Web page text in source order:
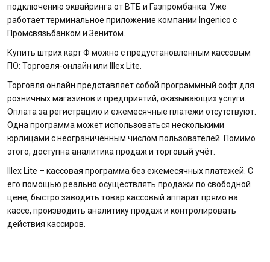
подключению эквайринга от ВТБ и Газпромбанка. Уже
работает терминальное приложение компании Ingenico с
Промсвязьбанком и Зенитом.
Купить штрих карт Ф можно с предустановленным кассовым
ПО: Торговля-онлайн или Illex Lite.
Торговля.онлайн представляет собой программный софт для
розничных магазинов и предприятий, оказывающих услуги.
Оплата за регистрацию и ежемесячные платежи отсутствуют.
Одна программа может использоваться несколькими
юрлицами с неограниченным числом пользователей. Помимо
этого, доступна аналитика продаж и торговый учёт.
Illex Lite – кассовая программа без ежемесячных платежей. С
его помощью реально осуществлять продажи по свободной
цене, быстро заводить товар кассовый аппарат прямо на
кассе, производить аналитику продаж и контролировать
действия кассиров.